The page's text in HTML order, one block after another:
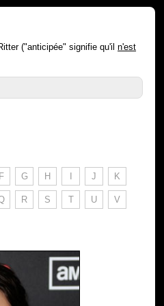
("anticipée" signifie qu'iln'est
F G H I J K
R S T U V